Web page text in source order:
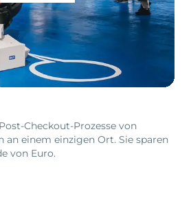
Checkout-Prozesse von
an einem einzigen Ort. Sie sparen
von Euro.